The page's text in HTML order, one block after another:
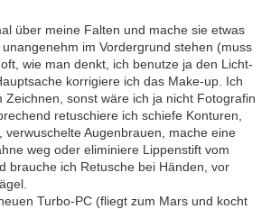
über meine Falten und mache sie etwas
im Vordergrund stehen (muss
wie man denkt, ich benutze ja den Licht-
korrigiere ich das Make-up. Ich
Zeichnen, sonst wäre ich ja nicht Fotografin
retuschiere ich schiefe Konturen,
verwuschelte Augenbrauen, mache eine
weg oder eliminiere Lippenstift vom
brauche ich Retusche bei Händen, vor
Turbo-PC (fliegt zum Mars und kocht